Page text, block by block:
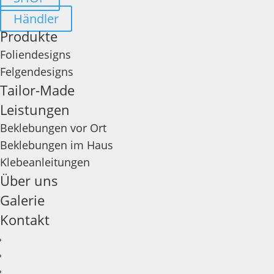
Händler
Produkte
Foliendesigns
Felgendesigns
Tailor-Made
Leistungen
Beklebungen vor Ort
Beklebungen im Haus
Klebeanleitungen
Über uns
Galerie
Kontakt